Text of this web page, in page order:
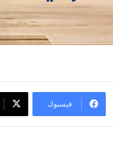
فيسبوك